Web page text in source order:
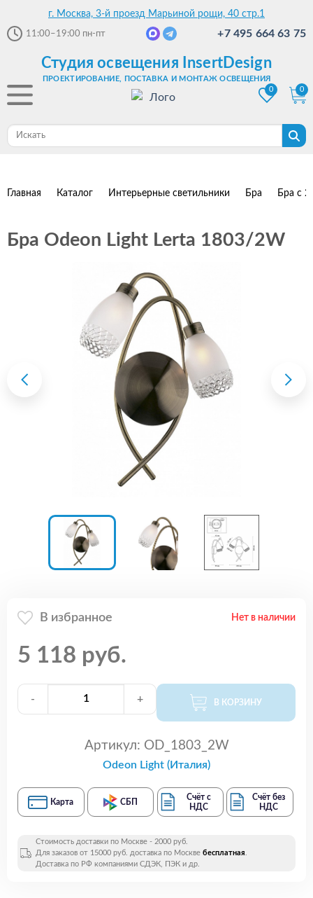
г. Москва, 3-й проезд Марьиной рощи, 40 стр.1
11:00–19:00 пн-пт +7 495 664 63 75
Студия освещения InsertDesign
ПРОЕКТИРОВАНИЕ, ПОСТАВКА И МОНТАЖ ОСВЕЩЕНИЯ
0
0
Главная Каталог Интерьерные светильники Бра Бра с
Бра Odeon Light Lerta 1803/2W
В избранное Нет в наличии
5 118 руб.
- + В КОРЗИНУ
Артикул: OD_1803_2W
Odeon Light (Италия)
Карта СБП
Счёт с
НДС
Счёт без
НДС
Стоимость доставки по Москве - 2000 руб.
Для заказов от 15000 руб. доставка по Москве бесплатная.
Доставка по РФ компаниями СДЭК, ПЭК и др.